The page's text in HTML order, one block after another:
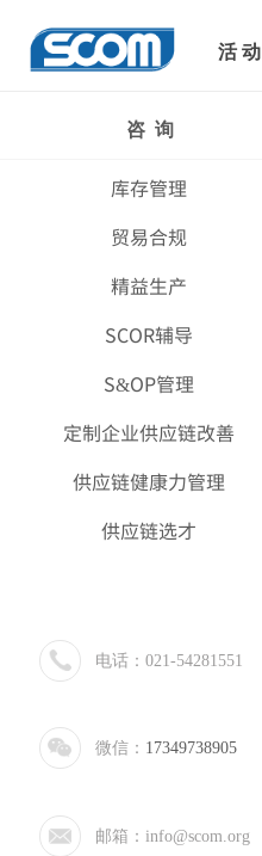
咨 询
库存管理
贸易合规
精益生产
SCOR辅导
S&OP管理
定制企业供应链改善
供应链健康力管理
供应链选才
电话：021-54281551
微信： 17349738905
邮箱：info@scom.org
活 动